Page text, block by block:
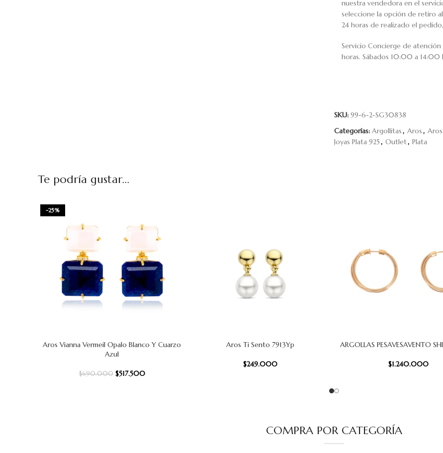
nuestra vendedora en el
seleccione la opción de retiro
24 horas de realizado el
Servicio Concierge de
horas. Sábados 10:00 a 14:00
SKU: 99-6-2-SG30838
Categorías: Argollitas, Aros, Aros
Joyas Plata 925, Outlet, Plata
Te podría gustar...
-25%
AÑADIR AL CARRITO
Aros Vianna Vermeil Opalo Blanco Y Cuarzo
Azul
$690.000 $517.500
AÑADIR AL CARRITOAros Ti Sento 7913Yp
$249.000
AÑADIR AL CARRITO
ARGOLLAS PESAVESAVENTO
$1.240.000
COMPRA POR CATEGORÍA